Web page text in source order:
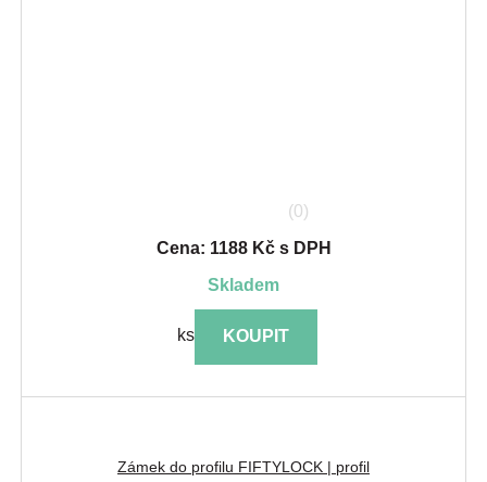
(0)
Cena: 1188 Kč s DPH
skladem
ks KOUPIT
Zámek do profilu FIFTYLOCK | profil